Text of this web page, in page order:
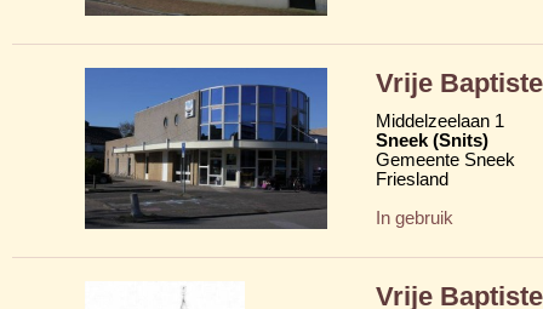
Vrije
Middelzeelaan 1
Sneek (Snits)
Gemeente Sneek
Friesland
In gebruik
Vrije